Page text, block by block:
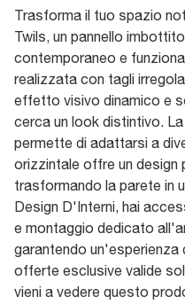
Trasforma il tuo spazio
Twils, un pannello
contemporaneo e
realizzata con tagli
effetto visivo dinamico e
cerca un look distintivo.
permette di adattarsi a
orizzintale offre un design
trasformando la parete in
Design D'Interni, hai
e montaggio dedicato
garantendo un'esperienza
offerte esclusive valide
vieni a vedere questo